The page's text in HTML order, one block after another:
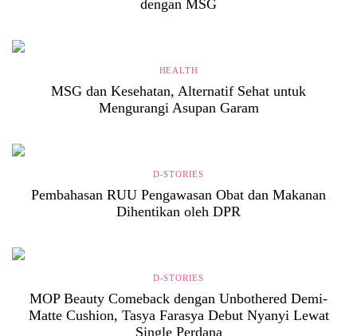
dengan MSG
HEALTH
MSG dan Kesehatan, Alternatif Sehat untuk
Mengurangi Asupan Garam
D-STORIES
Pembahasan RUU Pengawasan Obat dan Makanan
Dihentikan oleh DPR
D-STORIES
MOP Beauty Comeback dengan Unbothered Demi-
Matte Cushion, Tasya Farasya Debut Nyanyi Lewat
Single Perdana